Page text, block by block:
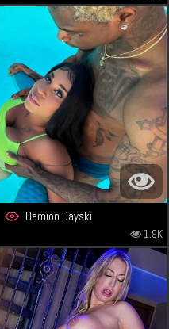
Damion Dayski
1.9K